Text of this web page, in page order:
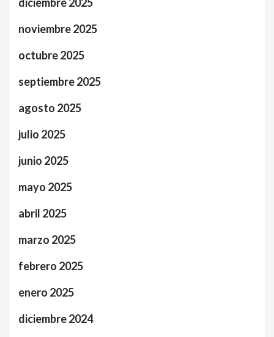
noviembre 2025
octubre 2025
septiembre 2025
agosto 2025
julio 2025
junio 2025
mayo 2025
abril 2025
marzo 2025
febrero 2025
enero 2025
diciembre 2024